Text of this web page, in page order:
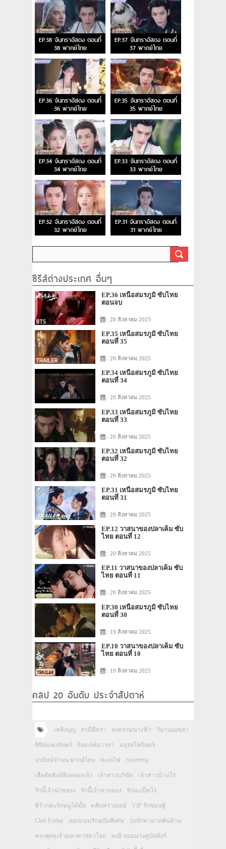
EP.38 จันทราอัสดง ตอนที่
38 พากย์ไทย
EP.37 จันทราอัสดง ตอนที่
37 พากย์ไทย
EP.36 จันทราอัสดง ตอนที่
36 พากย์ไทย
EP.35 จันทราอัสดง ตอนที่
35 พากย์ไทย
EP.34 จันทราอัสดง ตอนที่
34 พากย์ไทย
EP.33 จันทราอัสดง ตอนที่
33 พากย์ไทย
EP.32 จันทราอัสดง ตอนที่
32 พากย์ไทย
EP.31 จันทราอัสดง ตอนที่
31 พากย์ไทย
ซีรีส์ต่างประเทศ อื่นๆ
EP.36 เหนือสมรภูมิ ซับไทย
ตอนจบ
: 20 สิงหาคม 2025
EP.35 เหนือสมรภูมิ ซับไทย
ตอนที่ 35
: 20 สิงหาคม 2025
EP.34 เหนือสมรภูมิ ซับไทย
ตอนที่ 34
: 20 สิงหาคม 2025
EP.33 เหนือสมรภูมิ ซับไทย
ตอนที่ 33
: 20 สิงหาคม 2025
EP.32 เหนือสมรภูมิ ซับไทย
ตอนที่ 32
: 20 สิงหาคม 2025
EP.31 เหนือสมรภูมิ ซับไทย
ตอนที่ 31
: 20 สิงหาคม 2025
EP.12 วาสนาของปลาเค็ม ซับ
ไทย ตอนที่ 12
: 20 สิงหาคม 2025
EP.11 วาสนาของปลาเค็ม ซับ
ไทย ตอนที่ 11
: 20 สิงหาคม 2025
EP.30 เหนือสมรภูมิ ซับไทย
ตอนที่ 30
: 19 สิงหาคม 2025
EP.10 วาสนาของปลาเค็ม ซับ
ไทย ตอนที่ 10
: 19 สิงหาคม 2025
คลิป 20 อันดับ ประจำสัปดาห์
เพลิงบุญ สามีตีตรา สงครามนางฟ้า วิมานเมขลา
ลิขิตแห่งจันทร์ ร้อยเล่ห์มารยา มธุรสโลกันตร์
ปรปักษ์จำนน พากย์ไทย ทะเลไฟ กรงกรรม
เสือตัดสิงห์ลิงหลอกเจ้า เจ้าสาวแก้ขัด เจ้าสาวบ้านไร่
รักนี้เจ้านายจอง รักนี้เจ้านายจอง รักนะเป็ดโง่
พี่ว้ากคะรักหนูได้มั้ย คลับฟรายเดย์ VIP รักซ่อนชู้
Club Friday ออกแบบรักฉบับพิเศษ วุ่นรักทายาทพันล้าน
พระพุทธเจ้ามหาศาสดาโลก ทงอี จอมนางคู่บัลลังก์